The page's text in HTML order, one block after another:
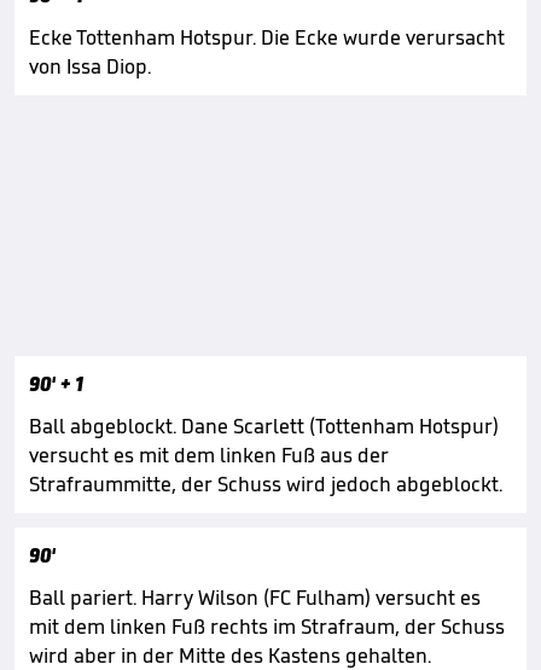
Ecke Tottenham Hotspur. Die Ecke wurde verursacht
von Issa Diop.
90'+ 1
Ball abgeblockt. Dane Scarlett (Tottenham Hotspur)
versucht es mit dem linken Fuß aus der
Strafraummitte, der Schuss wird jedoch abgeblockt.
90'
Ball pariert. Harry Wilson (FC Fulham) versucht es
mit dem linken Fuß rechts im Strafraum, der Schuss
wird aber in der Mitte des Kastens gehalten.